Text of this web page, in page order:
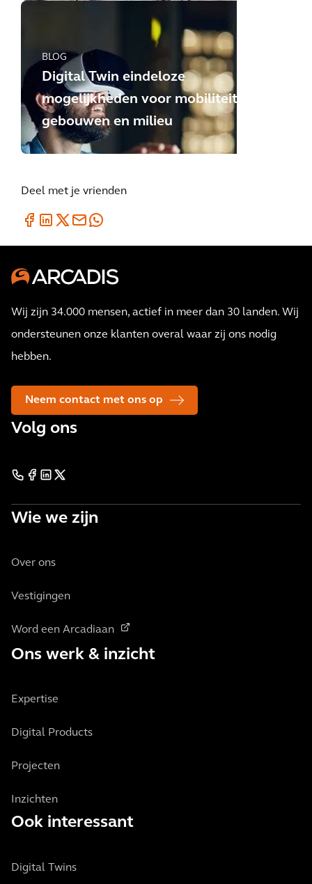
BLOG
Digital Twin eindeloze
mogelijkheden voor mobiliteit
gebouwen en milieu
Deel met je vrienden
Wij zijn 34.000 mensen, actief in meer dan 30 landen. Wij
ondersteunen onze klanten overal waar zij ons nodig
hebben.
Neem contact met ons op
Volg ons
Wie we zijn
Over ons
Vestigingen
Word een Arcadiaan
Ons werk & inzicht
Expertise
Digital Products
Projecten
Inzichten
Ook interessant
Digital Twins